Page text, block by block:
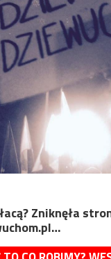
Zniknęła